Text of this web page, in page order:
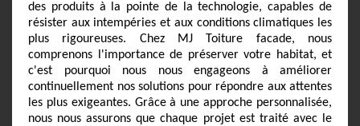
des produits à la pointe de la technologie, capables de
résister aux intempéries et aux conditions climatiques les
plus rigoureuses. Chez MJ Toiture facade, nous
comprenons l'importance de préserver votre habitat, et
c'est pourquoi nous nous engageons à améliorer
continuellement nos solutions pour répondre aux attentes
les plus exigeantes. Grâce à une approche personnalisée,
nous nous assurons que chaque projet est traité avec le